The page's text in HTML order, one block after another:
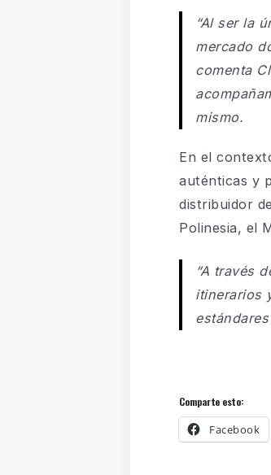
“Al ser la
mercado
comenta
mismo.
En el
auténticas y
distribuidor
Polinesia, el
“A través
itinerarios
Comparte esto:
Facebook